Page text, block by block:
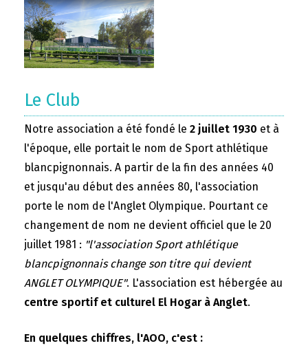
Le Club
Notre association a été fondé le 2 juillet 1930 et à
l'époque, elle portait le nom de Sport athlétique
blancpignonnais. A partir de la fin des années 40
et jusqu'au début des années 80, l'association
porte le nom de l'Anglet Olympique. Pourtant ce
changement de nom ne devient officiel que le 20
juillet 1981 : "l'association Sport athlétique
blancpignonnais change son titre qui devient
ANGLET OLYMPIQUE". L'association est hébergée au
centre sportif et culturel El Hogar à Anglet.
En quelques chiffres, l'AOO, c'est :